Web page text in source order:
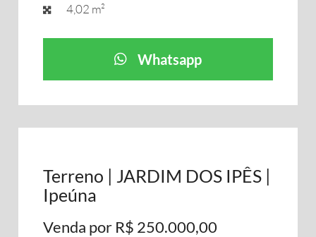
4,02 m²
Whatsapp
Terreno | JARDIM DOS IPÊS |
Ipeúna
Venda por R$ 250.000,00